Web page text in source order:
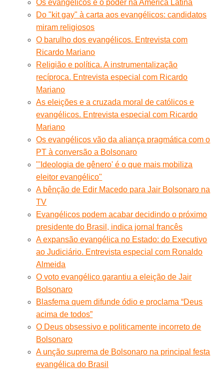
Os evangélicos e o poder na América Latina
Do "kit gay" à carta aos evangélicos: candidatos
miram religiosos
O barulho dos evangélicos. Entrevista com
Ricardo Mariano
Religião e política. A instrumentalização
recíproca. Entrevista especial com Ricardo
Mariano
As eleições e a cruzada moral de católicos e
evangélicos. Entrevista especial com Ricardo
Mariano
Os evangélicos vão da aliança pragmática com o
PT à conversão a Bolsonaro
"'Ideologia de gênero' é o que mais mobiliza
eleitor evangélico"
A bênção de Edir Macedo para Jair Bolsonaro na
TV
Evangélicos podem acabar decidindo o próximo
presidente do Brasil, indica jornal francês
A expansão evangélica no Estado: do Executivo
ao Judiciário. Entrevista especial com Ronaldo
Almeida
O voto evangélico garantiu a eleição de Jair
Bolsonaro
Blasfema quem difunde ódio e proclama “Deus
acima de todos”
O Deus obsessivo e politicamente incorreto de
Bolsonaro
A unção suprema de Bolsonaro na principal festa
evangélica do Brasil